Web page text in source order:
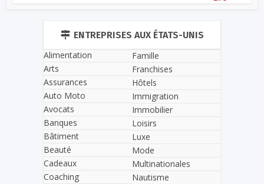
ENTREPRISES AUX ÉTATS-UNIS
Alimentation
Arts
Assurances
Auto Moto
Avocats
Banques
Bâtiment
Beauté
Cadeaux
Coaching
Famille
Franchises
Hôtels
Immigration
Immobilier
Loisirs
Luxe
Mode
Multinationales
Nautisme